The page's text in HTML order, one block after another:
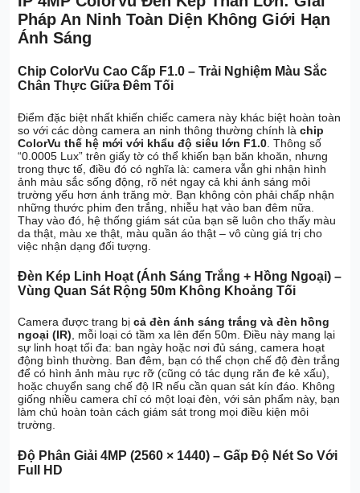
Pháp An Ninh Toàn Diện Không Giới Hạn
Ánh Sáng
Chip ColorVu Cao Cấp F1.0 – Trải Nghiệm Màu Sắc
Chân Thực Giữa Đêm Tối
Điểm đặc biệt nhất khiến chiếc camera này khác biệt hoàn toàn
so với các dòng camera an ninh thông thường chính làchip
ColorVu thế hệ mới với khẩu độ siêu lớn F1.0 . Thông số
“0.0005 Lux” trên giấy tờ có thể khiến bạn băn khoăn, nhưng
trong thực tế, điều đó có nghĩa là: camera vẫn ghi nhận hình
ảnh màu sắc sống động, rõ nét ngay cả khi ánh sáng môi
trường yếu hơn ánh trăng mờ. Bạn không còn phải chấp nhận
những thước phim đen trắng, nhiễu hạt vào ban đêm nữa.
Thay vào đó, hệ thống giám sát của bạn sẽ luôn cho thấy màu
da thật, màu xe thật, màu quần áo thật – vô cùng giá trị cho
việc nhận dạng đối tượng.
Đèn Kép Linh Hoạt (Ánh Sáng Trắng + Hồng Ngoại) –
Vùng Quan Sát Rộng 50m Không Khoảng Tối
Camera được trang bịcả đèn ánh sáng trắng và đèn hồng
ngoại (IR), mỗi loại có tầm xa lên đến 50m. Điều này mang lại
sự linh hoạt tối đa: ban ngày hoặc nơi đủ sáng, camera hoạt
động bình thường. Ban đêm, bạn có thể chọn chế độ đèn trắng
để có hình ảnh màu rực rỡ (cũng có tác dụng răn đe kẻ xấu),
hoặc chuyển sang chế độ IR nếu cần quan sát kín đáo. Không
giống nhiều camera chỉ có một loại đèn, với sản phẩm này, bạn
làm chủ hoàn toàn cách giám sát trong mọi điều kiện môi
trường.
Độ Phân Giải 4MP (2560 × 1440) – Gấp Độ Nét So Với
Full HD